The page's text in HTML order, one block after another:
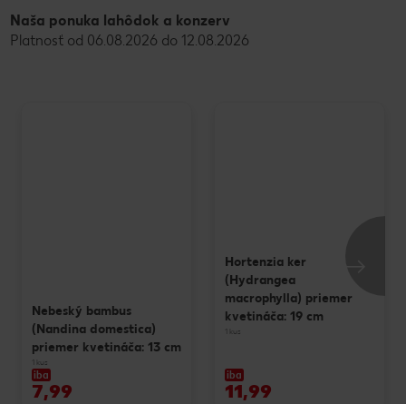
Naša ponuka lahôdok a konzerv
Platnosť od 06.08.2026 do 12.08.2026
Nebeský bambus
(Nandina domestica)
priemer kvetináča: 13 cm
1 kus
iba
7,99
Hortenzia ker
(Hydrangea
macrophylla) priemer
kvetináča: 19 cm
1 kus
iba
11,99